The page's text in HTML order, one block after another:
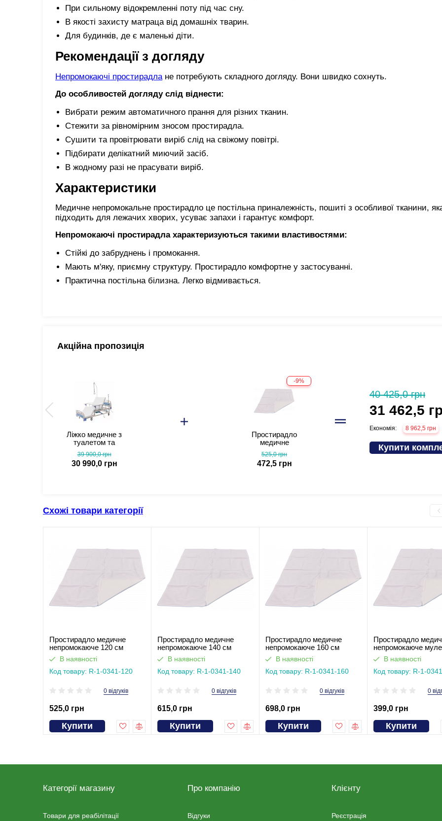
При сильному відокремленні поту під час сну.
В якості захисту матраца від домашніх тварин.
Для будинків, де є маленькі діти.
Рекомендації з догляду
Непромокаючі простирадла не потребують складного догляду. Вони швидко сохнуть.
До особливостей догляду слід віднести:
Вибрати режим автоматичного прання для різних тканин.
Стежити за рівномірним зносом простирадла.
Сушити та провітрювати виріб слід на свіжому повітрі.
Підбирати делікатний миючий засіб.
В жодному разі не прасувати виріб.
Характеристики
Медичне непромокальне простирадло це постільна приналежність, пошиті з особливої ​​тканини,
підходить для лежачих хворих, усуває запахи і гарантує комфорт.
Непромокаючі простирадла характеризуються такими властивостями:
Стійкі до забруднень і промокання.
Мають м'яку, приємну структуру. Простирадло комфортне у застосуванні.
Практична постільна білизна. Легко відмивається.
Акційна пропозиція
Ліжко медичне з
туалетом та
функцією бокового
перевороту для
тяжкохворих
39 900,0 грн
30 990,0 грн
-9%
Простирадло
медичне
непромокаюче 120 см
525,0 грн
472,5 грн
40 425,0 грн
31 462,5
Економія: 8 962,5 грн
Купити
Схожі товари категорії
Простирадло медичне
непромокаюче 120 см
В наявності
Код товару: R-1-0341-120
0 відгуків
525,0 грн
Купити
Простирадло медичне
непромокаюче 140 см
В наявності
Код товару: R-1-0341-140
0 відгуків
615,0 грн
Купити
Простирадло медичне
непромокаюче 160 см
В наявності
Код товару: R-1-0341-160
0 відгуків
698,0 грн
Купити
Простирадло
непромокаюче
аквастоп 92 см
В наявності
Код товару: R-1-0341
0
399,0 грн
Купити
Категорії магазину
Товари для реабілітації
Про компанію
Відгуки
Клієнту
Реєстрація